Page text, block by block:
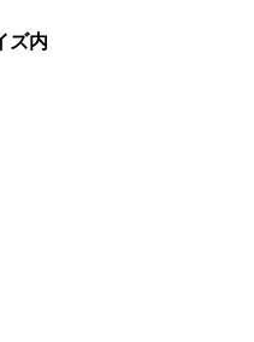
ズ内